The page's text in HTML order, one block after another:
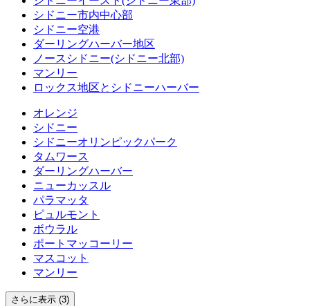
シドニー市内中心部
シドニー空港
ダーリングハーバー地区
ノースシドニー(シドニー北部)
マンリー
ロックス地区とシドニーハーバー
オレンジ
シドニー
シドニーオリンピックパーク
タムワース
ダーリングハーバー
ニューカッスル
パラマッタ
ピュルモント
ボウラル
ポートマッコーリー
マスコット
マンリー
さらに表示 (3)